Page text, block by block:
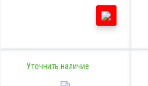
Уточнить наличие